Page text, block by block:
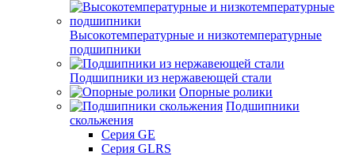
Высокотемпературные и низкотемпературные
подшипники
Подшипники из нержавеющей стали
Опорные ролики
Подшипники
скольжения
Серия GE
Серия GLRS